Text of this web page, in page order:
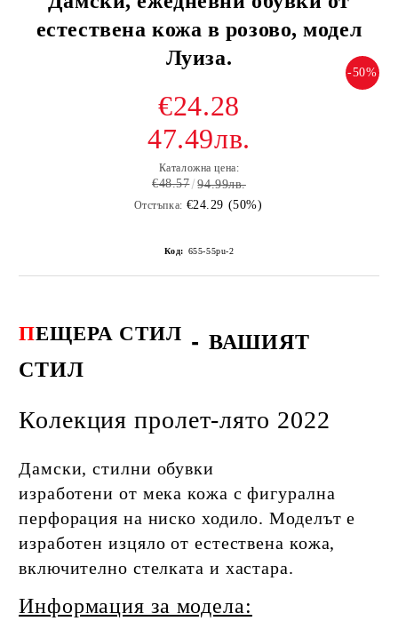
естествена кожа в розово, модел
Луиза.
-50%
€24.28
47.49лв.
Каталожна цена:
€48.57 94.99лв.
Отстъпка: €24.29 (50%)
Код: 655-55pu-2
ПЕЩЕРА СТИЛ - ВАШИЯТ
СТИЛ
Колекция пролет-лято 2022
Дамски, стилни обувки
изработени от мека кожа с фигурална
перфорация на ниско ходило. Моделът е
изработен изцяло от естествена кожа,
включително стелката и хастара.
Информация за модела: